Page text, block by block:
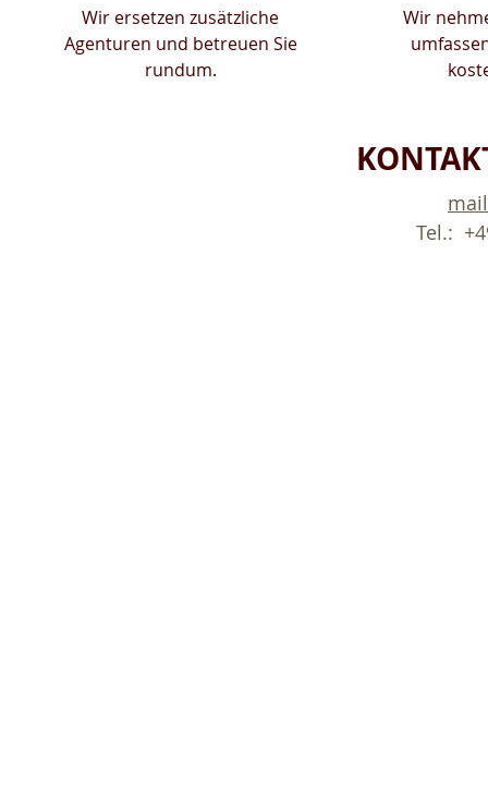
Wir ersetzen zusätzliche
Agenturen und betreuen Sie
rundum.
Wir
Tel.: